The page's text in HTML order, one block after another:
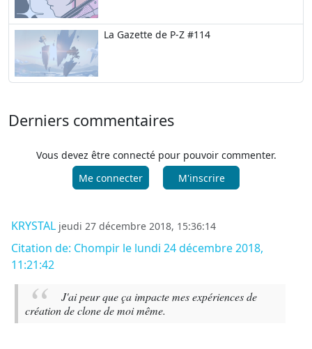
La Gazette de P-Z #114
Derniers commentaires
Vous devez être connecté pour pouvoir commenter.
Me connecter
M'inscrire
KRYSTAL jeudi 27 décembre 2018, 15:36:14
Citation de: Chompir le lundi 24 décembre 2018,
11:21:42
J'ai peur que ça impacte mes expériences de
création de clone de moi même.